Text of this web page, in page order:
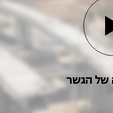
של הגשר